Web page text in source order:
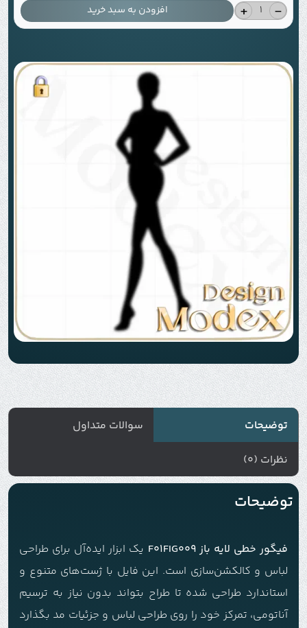
-
+ افزودن به سبد خرید
توضیحات
سوالات متداول
نظرات (0)
توضیحات
فیگور خطی لایه باز F01FIG009
یک ابزار ایده‌آل برای طراحی
لباس و کالکشن‌سازی است. این فایل با ژست‌های متنوع و
استاندارد طراحی شده تا طراح بتواند بدون نیاز به ترسیم
آناتومی، تمرکز خود را روی طراحی لباس و جزئیات مد بگذارد